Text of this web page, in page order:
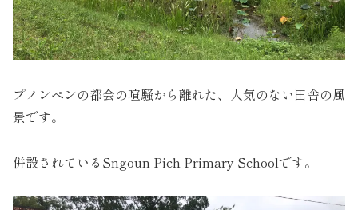
プノンペンの都会の喧騒から離れた、人気のない田舎の風
景です。
併設されているSngoun Pich Primary Schoolです。